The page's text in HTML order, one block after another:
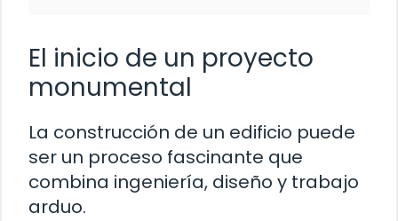
El inicio de un proyecto
monumental
La construcción de un edificio puede
ser un proceso fascinante que
combina ingeniería, diseño y trabajo
arduo.